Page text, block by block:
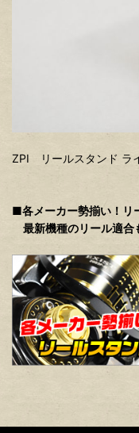
ZPI リールスタンド ラ
■各メーカー勢揃い！リ
最新機種のリール適合